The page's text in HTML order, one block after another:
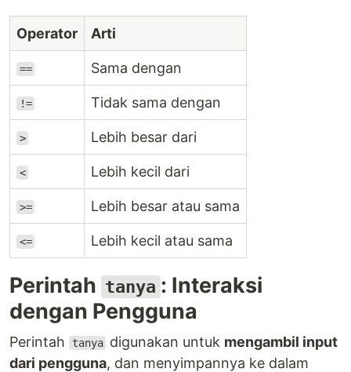
Operator Arti
== Sama dengan
!= Tidak sama dengan
> Lebih besar dari
< Lebih kecil dari
>= Lebih besar atau sama
<= Lebih kecil atau sama
Perintah tanya : Interaksi
dengan Pengguna
Perintah tanya digunakan untuk mengambil input
dari pengguna, dan menyimpannya ke dalam